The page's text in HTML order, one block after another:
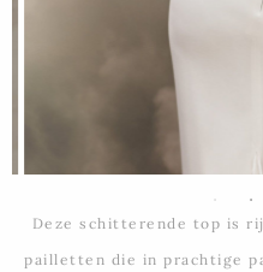
Deze schitterende top is
pailletten die in prachtige